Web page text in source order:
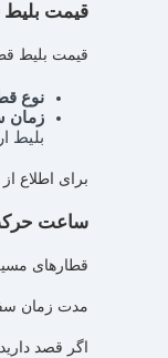
قیمت
قیمت بلیط
نوع
زمان
بلیط
برای اطلاع
ساعت
قطارهای
مدت زمان سفر با قطار طبس به
اگر قصد